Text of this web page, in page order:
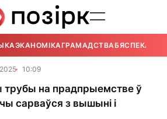
ЭКАНОМІКАГРАМАДСТВАБЯСПЕКА
10:09
на прадпрыемстве ў
сарваўся з вышыні і